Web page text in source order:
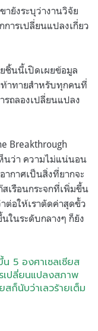
ยังระบุว่างานวิจัย
ารเปลี่ยนแปลงเกี่ยว
ชิ้นนี้เปิดเผยข้อมูล
ท้าทายสำหรับทุกคนที่
ถลองเปลี่ยนแปลง
Breakthrough
นว่า ความไม่แน่นอน
กาศเป็นสิ่งที่ยากจะ
เรือนกระจกที่เพิ่มขึ้น
ต่อให้เราตัดค่าสุดขั้ว
ในระดับกลางๆ ก็ยัง
5 องศาเซลเซียส
เปลี่ยนแปลงสภาพ
ก็นับว่าเลวร้ายเต็ม